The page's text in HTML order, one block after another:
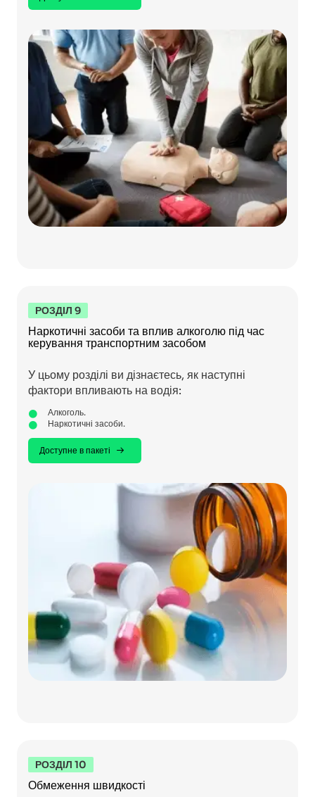
РОЗДІЛ 9
Наркотичні засоби та вплив алкоголю під час
керування транспортним засобом
У цьому розділі ви дізнаєтесь, як наступні
фактори впливають на водія:
Алкоголь.
Наркотичні засоби.
Доступне в пакеті
РОЗДІЛ 10
Обмеження швидкості